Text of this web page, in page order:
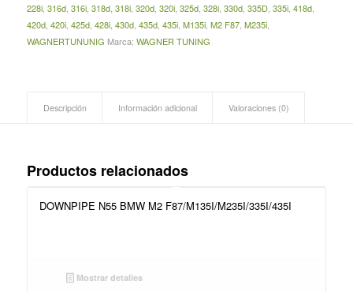
228i, 316d, 316i, 318d, 318i, 320d, 320i, 325d, 328i, 330d, 335D, 335i, 418d,
420d, 420i, 425d, 428i, 430d, 435d, 435i, M135i, M2 F87, M235i,
WAGNERTUNUNIG Marca: WAGNER TUNING
Descripción Información adicional Valoraciones (0)
Productos relacionados
DOWNPIPE N55 BMW M2 F87/M135I/M235I/335I/435I
Mostrar detalles